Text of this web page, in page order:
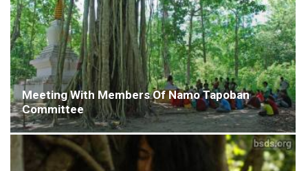
Meeting With Members Of Namo Tapoban
Committee